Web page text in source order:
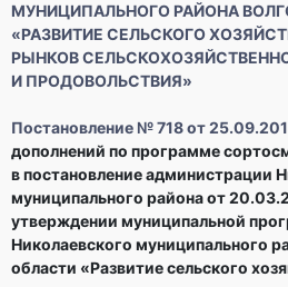
МУНИЦИПАЛЬНОГО РАЙОНА
«РАЗВИТИЕ СЕЛЬСКОГО
РЫНКОВ
И ПРОДОВОЛЬСТВИЯ»
Постановление № 718 от
дополнений по программе
в постановлениеадминистрации
муниципального района от
утверждении муниципальной
Николаевского муниципального
области «Развитие сельского